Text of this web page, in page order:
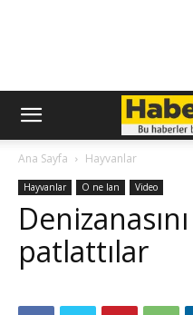
Ana Sayfa Hayvanlar
Hayvanlar O ne lan Video
patlattılar